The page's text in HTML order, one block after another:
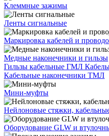
Клеммные зажимы
Ленты сигнальные
Маркировка кабелей и
Медные наконечники и гильзы
Гильзы кабельные ГМЛ
Кабельные наконечники ТМЛ
Мини-муфты
Нейлоновые стяжки,
Оборудование GLW и